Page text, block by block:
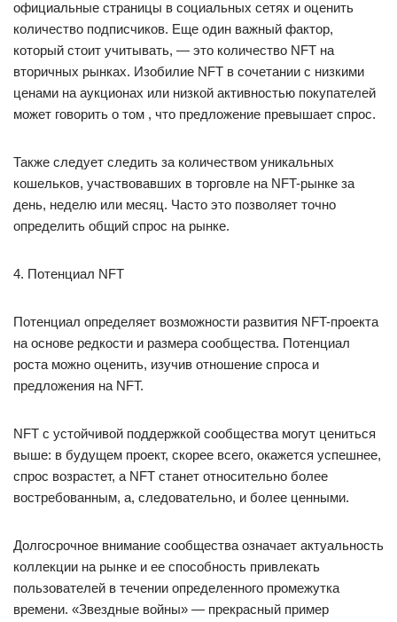
официальные страницы в социальных сетях и оценить
количество подписчиков. Еще один важный фактор,
который стоит учитывать, — это количество NFT на
вторичных рынках. Изобилие NFT в сочетании с низкими
ценами на аукционах или низкой активностью покупателей
может говорить о том , что предложение превышает спрос.
Также следует следить за количеством уникальных
кошельков, участвовавших в торговле на NFT-рынке за
день, неделю или месяц. Часто это позволяет точно
определить общий спрос на рынке.
4. Потенциал NFT
Потенциал определяет возможности развития NFT-проекта
на основе редкости и размера сообщества. Потенциал
роста можно оценить, изучив отношение спроса и
предложения на NFT.
NFT с устойчивой поддержкой сообщества могут цениться
выше: в будущем проект, скорее всего, окажется успешнее,
спрос возрастет, а NFT станет относительно более
востребованным, а, следовательно, и более ценными.
Долгосрочное внимание сообщества означает актуальность
коллекции на рынке и ее способность привлекать
пользователей в течении определенного промежутка
времени. «Звездные войны» — прекрасный пример